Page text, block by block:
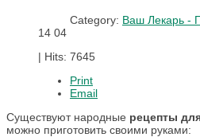
Category: Ваш Лекарь -
14 04
| Hits: 7645
Print
Email
Существуют народные рецепты
можно приготовить своими руками: